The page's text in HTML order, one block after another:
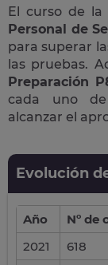
El curso de la
Personal de
para superar
las pruebas.
Preparación
cada uno
alcanzar el
Evolución
Año Nº de
2021
618